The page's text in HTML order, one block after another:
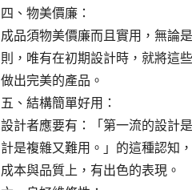
四、物美價廉：
成品須物美價廉而且實用，無論
則，唯有在初期設計時，就將這
做出完美的產品。
五、結構簡單好用：
設計者應要有：「第一流的設計
計是複雜又難用。」的這種認知
成本與品質上，有出色的表現。